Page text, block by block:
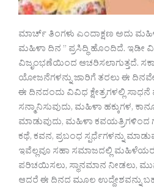
ಮಾರ್ಚ್ ತಿಂಗಳು ಎಂದಾಕ್ಷಣ ಅದು
ಮಹಿಳಾ ದಿನ ” ಪ್ರಸಿದ್ಧಿ ಹೊಂದಿದೆ. ಇಡೀ
ವಿಜೃಂಭಣೆಯಿಂದ ಆಚರಿಸಲಾಗುತ್ತದೆ.
ಯೋಜನೆಗಳನ್ನು ಜಾರಿಗೆ ತರಲು ಈ ದಿನವೇ
ಈ ದಿನದಂದು ವಿವಿಧ ಕ್ಷೇತ್ರಗಳಲ್ಲಿ
ಸನ್ಮಾನಿಸುವುದು, ಮಹಿಳಾ ಹಕ್ಕುಗಳ,
ಮಾಡುವುದು, ಮಹಿಳಾ ಕವಯತ್ರಿಗಳಿಂದ
ಕಥೆ, ಕವನ, ಪ್ರಬಂಧ ಸ್ಪರ್ಧೆಗಳನ್ನು
ಇವೆಲ್ಲವೂ ಸಹಾ ಸಮಾಜದಲ್ಲಿ
ಪರಿಚಯಿಸಲು, ಸ್ಥಾನಮಾನ ನೀಡಲು,
ಆದರೆ ಈ ದಿನದ ಮೂಲ ಉದ್ದೇಶವನ್ನು